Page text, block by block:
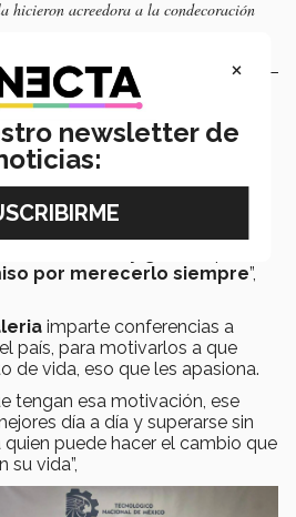
hicieron acreedora a la condecoración
en la máxima casa de estudios,
Autónoma de México,
de familiares y
palabras todo lo que pasa
y mi alma desde ese día.
por merecerlo siempre”,
imparte conferencias a
país, para motivarlos a que
de vida, eso que les apasiona.
tengan esa motivación, ese
día a día y superarse sin
puede hacer el cambio que
su vida”,
×
newsletter de